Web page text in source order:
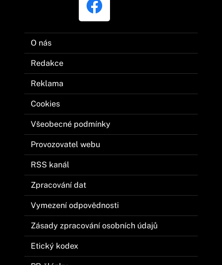
O nás
Redakce
Reklama
Cookies
Všeobecné podmínky
Provozovatel webu
RSS kanál
Zpracování dat
Vymezení odpovědnosti
Zásady zpracování osobních údajů
Etický kodex